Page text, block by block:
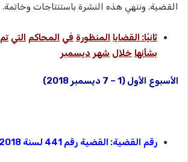
القضية. وننهي هذه النشرة باستنتاجات وخاتمة.
ثانيًا: القضايا المنظورة في المحاكم التي تم
بشأنها خلال شهر ديسمبر
الأسبوع الأول (1 – 7 ديسمبر
رقم القضية: القضية رقم لسنة